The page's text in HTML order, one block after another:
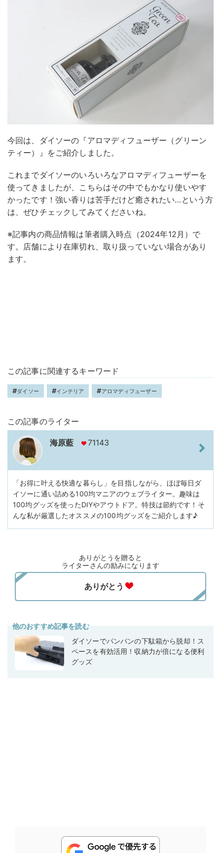
今回は、ダイソーの『アロマディフューザー（グリーン
ティー）』をご紹介しました。
これまでダイソーのいろいろなアロマディフューザーを
使ってきましたが、こちらはその中でもかなり使いやす
かったです！強い香りは苦手だけど癒されたい…という方
は、ぜひチェックしてみてくださいね。
※記事内の商品情報は筆者購入時点（2024年12月）で
す。店舗により在庫切れ、取り扱っていない場合があり
ます。
この記事に関連するキーワード
ダイソー インテリア アロマディフューザー
この記事のライター
海原藍 71143
「お得に叶える快適な暮らし」を目指しながら、ほぼ毎日ダ
イソーに通い詰める100均マニアのウェブライター。趣味は
100均グッズを使ったDIYやアウトドア。特技は節約です！そ
んな私が厳選したオススメの100均グッズをご紹介します♪
ありがとうを贈ると
ライターさんの励みになります
他のおすすめ記事を読む
ダイソーでパンパンの下駄箱から脱却！ス
ペースを有効活用！収納力が倍になる便利
グッズ